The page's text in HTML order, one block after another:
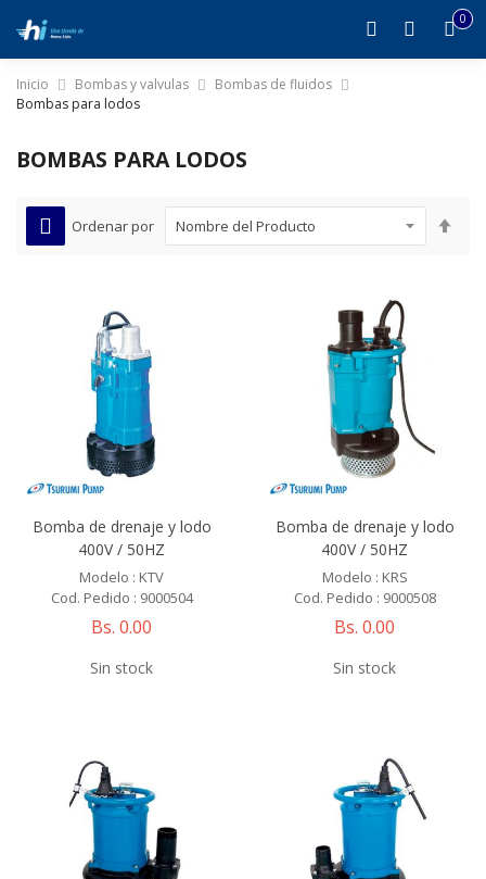
00
Inicio Bombas y valvulas
Bombas de fluidos
Bombas para lodos
BOMBAS PARA LODOS
Ordenar por
Bomba de drenaje y lodo
400V / 50HZ
Modelo : KTV
Cod. Pedido : 9000504
Bs. 0.00
Sin stock
Bomba de drenaje y lodo
400V / 50HZ
Modelo : KRS
Cod. Pedido : 9000508
Bs. 0.00
Sin stock